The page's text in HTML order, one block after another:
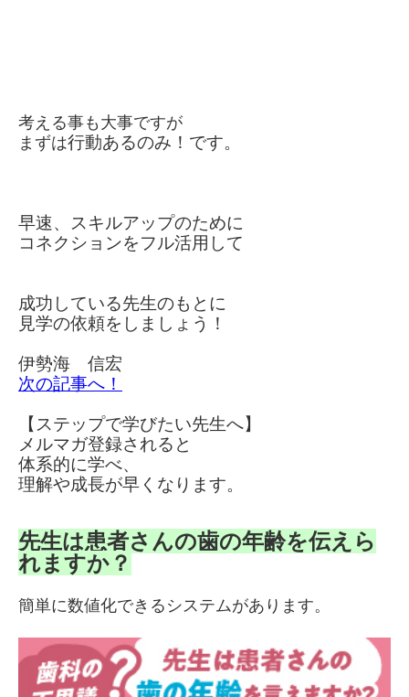
考える事も大事ですが
まずは行動あるのみ！です。
早速、スキルアップのために
コネクションをフル活用して
成功している先生のもとに
見学の依頼をしましょう！
伊勢海 信宏
次の記事へ！
【ステップで学びたい先生へ】
メルマガ登録されると
体系的に学べ、
理解や成長が早くなります。
先生は患者さんの歯の年齢を伝えら
れますか？
簡単に数値化できるシステムがあります。